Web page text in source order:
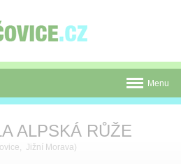
Menu
ALPSKÁ RŮŽE
Jižní Morava)